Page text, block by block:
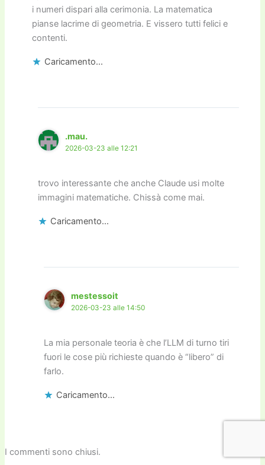
i numeri dispari alla cerimonia. La matematica
pianse lacrime di geometria. E vissero tutti felici e
contenti.
Caricamento...
.mau.
2026-03-23 alle 12:21
trovo interessante che anche Claude usi molte
immagini matematiche. Chissà come mai.
Caricamento...
mestessoit
2026-03-23 alle 14:50
La mia personale teoria è che l’LLM di turno tiri
fuori le cose più richieste quando è “libero” di
farlo.
Caricamento...
I commenti sono chiusi.